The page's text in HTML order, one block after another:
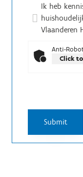
Ik heb
Vlaanderen
Anti-
Click